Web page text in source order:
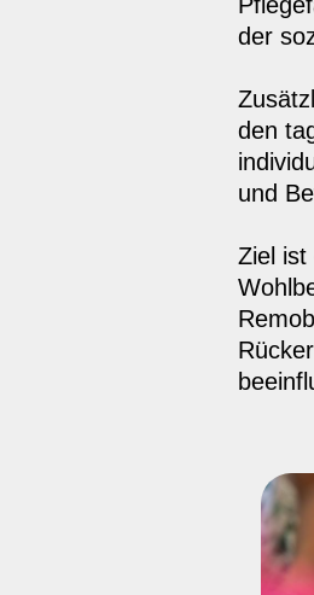
der
den
und
Ziel ist